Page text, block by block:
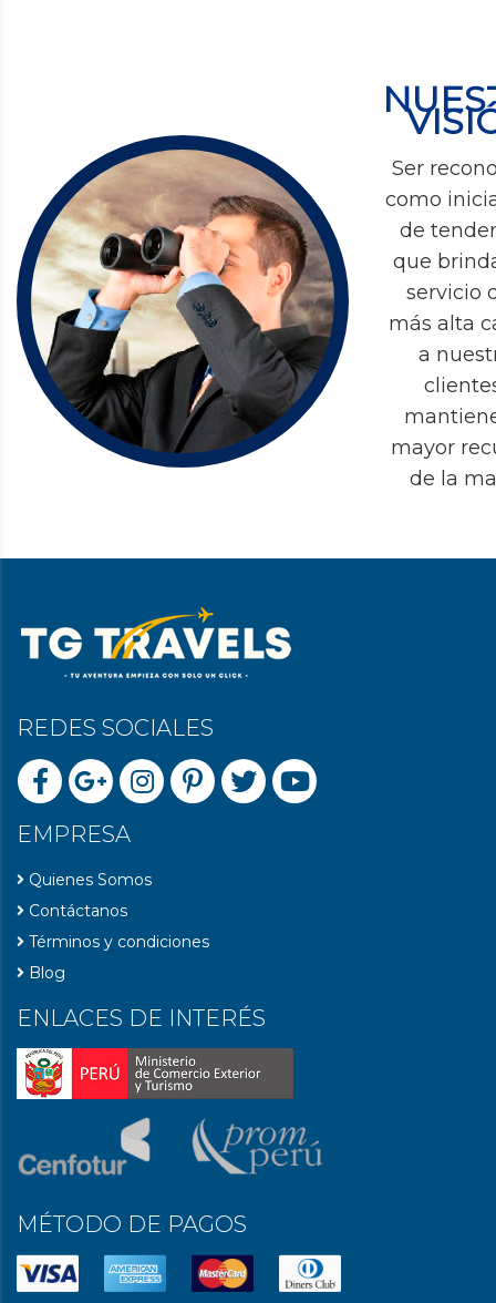
Ser
como
de
que
servicio
más alta
a
mayor
de la
REDES SOCIALES
EMPRESA
Quienes Somos
Contáctanos
Términos y condiciones
Blog
ENLACES DE INTERÉS
MÉTODO DE PAGOS